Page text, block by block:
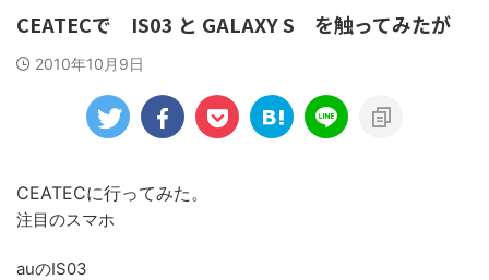
CEATECで IS03 と GALAXY S を触ってみたが
2010年10月9日
CEATECに行ってみた。
注目のスマホ
auのIS03